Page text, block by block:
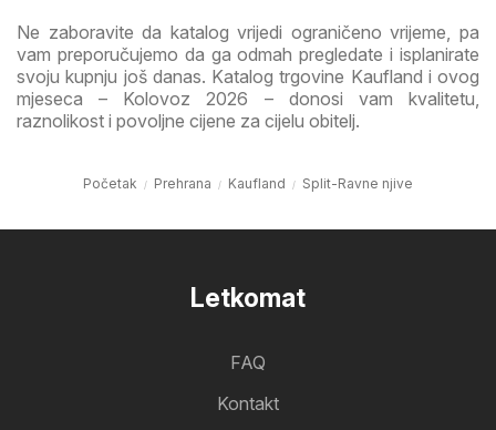
Ne zaboravite da katalog vrijedi ograničeno vrijeme, pa
vam preporučujemo da ga odmah pregledate i isplanirate
svoju kupnju još danas. Katalog trgovine Kaufland i ovog
mjeseca – Kolovoz 2026 – donosi vam kvalitetu,
raznolikost i povoljne cijene za cijelu obitelj.
Početak Prehrana Kaufland Split-Ravne njive
Letkomat
FAQ
Kontakt